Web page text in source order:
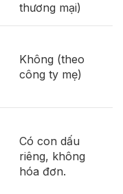
thương mại)
Không (theo
công ty mẹ)
Có con dấu
riêng, không
hóa đơn.